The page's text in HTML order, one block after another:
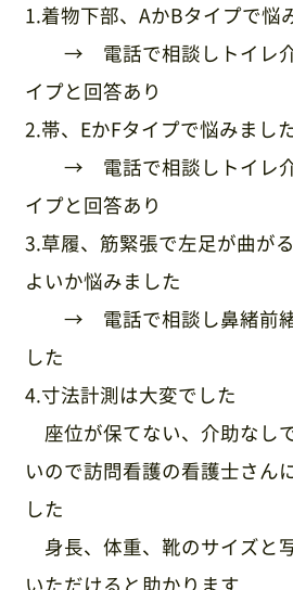
1.着物下部、AかBタイプで悩
→ 電話で相談しトイレ介
イプと回答あり
2.帯、EかFタイプで悩みまし
→ 電話で相談しトイレ介
イプと回答あり
3.草履、筋緊張で左足が曲が
よいか悩みました
→ 電話で相談し鼻緒前緒
した
4.寸法計測は大変でした
座位が保てない、介助なし
いので訪問看護の看護士さん
した
身長、体重、靴のサイズと